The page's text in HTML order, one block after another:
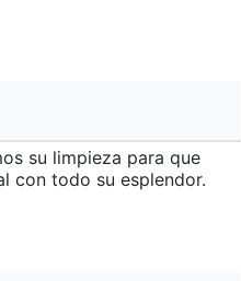
su limpieza para que
con todo su esplendor.